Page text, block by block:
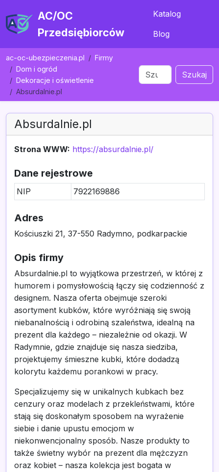
AC/OC
Przedsiębiorców
Katalog
Blog
ac-oc-ubezpieczenia.pl
Firmy
Dom i ogród
Dekoracje i oświetlenie
Absurdalnie.pl
Szukaj
Absurdalnie.pl
Strona WWW: https://absurdalnie.pl/
Dane rejestrowe
NIP 7922169886
Adres
Kościuszki 21, 37-550 Radymno, podkarpackie
Opis firmy
Absurdalnie.pl to wyjątkowa przestrzeń, w której z
humorem i pomysłowością łączy się codzienność z
designem. Nasza oferta obejmuje szeroki
asortyment kubków, które wyróżniają się swoją
niebanalnością i odrobiną szaleństwa, idealną na
prezent dla każdego – niezależnie od okazji. W
Radymnie, gdzie znajduje się nasza siedziba,
projektujemy śmieszne kubki, które dodadzą
kolorytu każdemu porankowi w pracy.
Specjalizujemy się w unikalnych kubkach bez
cenzury oraz modelach z przekleństwami, które
stają się doskonałym sposobem na wyrażenie
siebie i danie upustu emocjom w
niekonwencjonalny sposób. Nasze produkty to
także świetny wybór na prezent dla mężczyzn
oraz kobiet – nasza kolekcja jest bogata w